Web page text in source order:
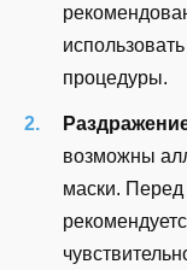
процедуры.
возможны
маски.